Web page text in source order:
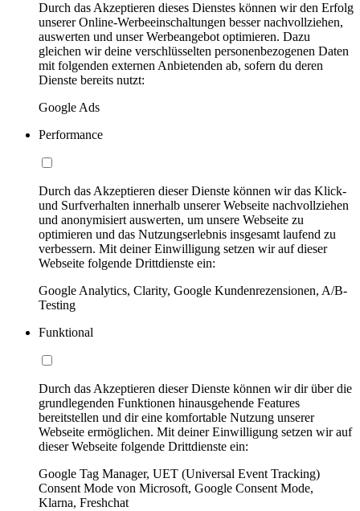
Durch das Akzeptieren dieses Dienstes können wir den Erfolg
unserer Online-Werbeeinschaltungen besser nachvollziehen,
auswerten und unser Werbeangebot optimieren. Dazu
gleichen wir deine verschlüsselten personenbezogenen Daten
mit folgenden externen Anbietenden ab, sofern du deren
Dienste bereits nutzt:
Google Ads
Performance
Durch das Akzeptieren dieser Dienste können wir das Klick-
und Surfverhalten innerhalb unserer Webseite nachvollziehen
und anonymisiert auswerten, um unsere Webseite zu
optimieren und das Nutzungserlebnis insgesamt laufend zu
verbessern. Mit deiner Einwilligung setzen wir auf dieser
Webseite folgende Drittdienste ein:
Google Analytics, Clarity, Google Kundenrezensionen, A/B-
Testing
Funktional
Durch das Akzeptieren dieser Dienste können wir dir über die
grundlegenden Funktionen hinausgehende Features
bereitstellen und dir eine komfortable Nutzung unserer
Webseite ermöglichen. Mit deiner Einwilligung setzen wir auf
dieser Webseite folgende Drittdienste ein:
Google Tag Manager, UET (Universal Event Tracking)
Consent Mode von Microsoft, Google Consent Mode,
Klarna, Freshchat